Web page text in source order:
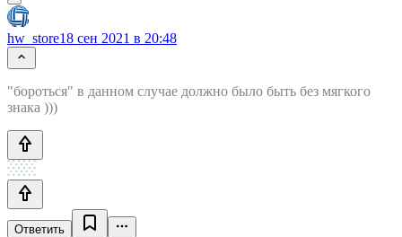
hw_store18 сен 2021 в 20:48
"бороться" в данном случае должно было быть без мягкого
знака )))
Ответить